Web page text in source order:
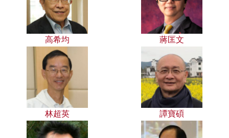
高希均 蔣匡文
林超英 譚寶碩